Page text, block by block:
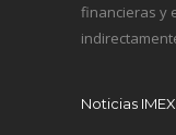
financieras y
Noticias IMEX